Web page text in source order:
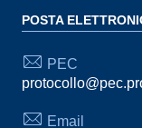
POSTA
PEC
Email